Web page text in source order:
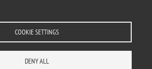
COOKIE SETTINGS
DENY ALL
statement Accessibility
Statistiche di accesso